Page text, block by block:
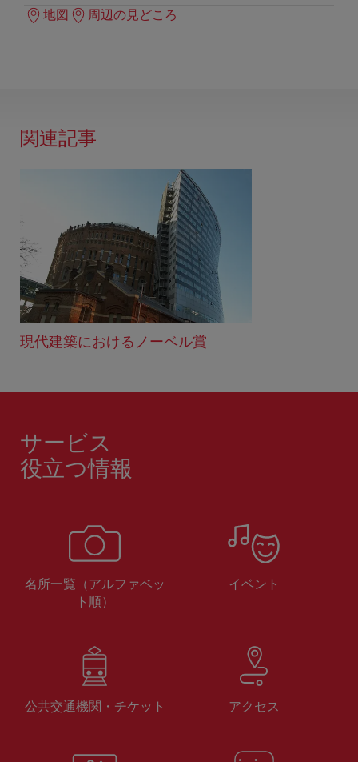
地図
周辺の見どころ
関連記事
現代建築におけるノーベル賞
サービス
役立つ情報
名所一覧（アルファベッ
ト順）
イベント
公共交通機関・チケット アクセス